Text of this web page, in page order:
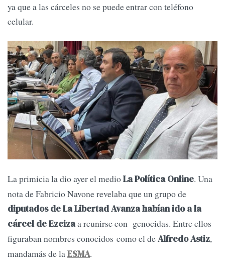
ya que a las cárceles no se puede entrar con teléfono
celular.
La primicia la dio ayer el medioLa Política Online. Una
nota de Fabricio Navone revelaba que un grupo de
diputados de La Libertad Avanza habían ido a la
cárcel de Ezeizaa reunirse con genocidas. Entre ellos
figuraban nombres conocidos como el deAlfredo Astiz,
mandamás de laESMA.